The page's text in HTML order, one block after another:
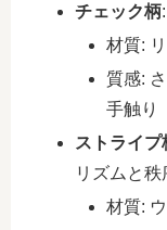
チェック柄
材質:
質感:
手触り
ストライプ
リズムと秩
材質: